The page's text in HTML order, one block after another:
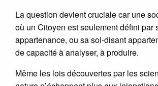
La question devient cruciale car une
où un Citoyen est seulement défini par
appartenance, ou sa soi-disant
de capacité à analyser, à produire.
Même les lois découvertes par les